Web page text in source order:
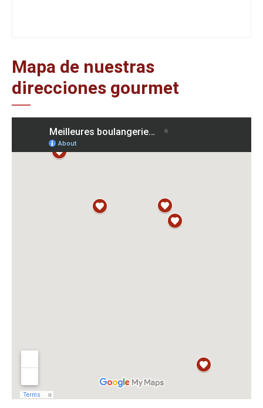
Mapa de nuestras
direcciones gourmet